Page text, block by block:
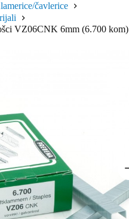
čavlerice
VZ06CNK 6mm (6.700 kom)